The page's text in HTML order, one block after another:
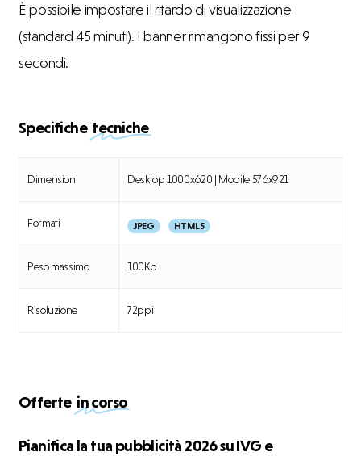
È possibile impostare il ritardo di visualizzazione
(standard 45 minuti). I banner rimangono fissi per 9
secondi.
Specifiche tecniche
Dimensioni Desktop 1000x620 | Mobile 576x921
Formati JPEG HTML5
Peso massimo 100Kb
Risoluzione 72ppi
Offerte in corso
Pianifica la tua pubblicità 2026 su IVG e